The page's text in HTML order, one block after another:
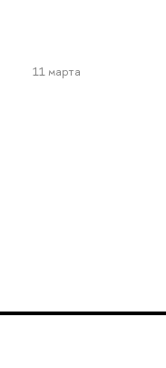
11 марта